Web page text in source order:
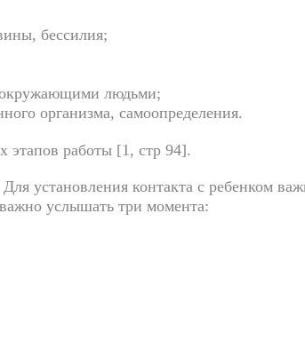
бессилия;
людьми;
организма, самоопределения.
этапов работы [1, стр 94].
установления контакта с ребенком
услышать три момента: